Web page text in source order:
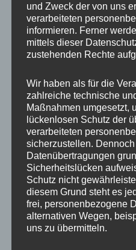
MP Mario Porten
Beratung
Training
Impulsvorträge
NEWS
Your email:
und Zweck der von uns
verarbeiteten
informieren. Ferner
mittels dieser
zustehenden Rechte
Wir haben als für die
zahlreiche technische
Maßnahmen umgesetzt,
lückenlosen Schutz der
verarbeiteten
sicherzustellen.
Datenübertragungen
Sicherheitslücken
Schutz nicht
diesem Grund steht es
frei, personenbezogene
alternativen Wegen,
uns zu übermitteln.